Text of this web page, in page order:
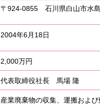
〒924-0855 石川県白山市水
2004年6月18日
2,000万円
代表取締役社長 馬場 隆
産業廃棄物の収集、運搬およ